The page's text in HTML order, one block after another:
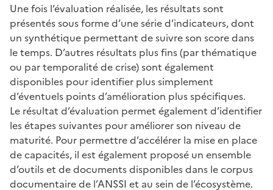
Une fois l’évaluation réalisée, les résultats sont
présentés sous forme d’une série d’indicateurs, dont
un synthétique permettant de suivre son score dans
le temps. D’autres résultats plus fins (par thématique
ou par temporalité de crise) sont également
disponibles pour identifier plus simplement
d’éventuels points d’amélioration plus spécifiques.
Le résultat d’évaluation permet également d’identifier
les étapes suivantes pour améliorer son niveau de
maturité. Pour permettre d’accélérer la mise en place
de capacités, il est également proposé un ensemble
d’outils et de documents disponibles dans le corpus
documentaire de l’ANSSI et au sein de l’écosystème.